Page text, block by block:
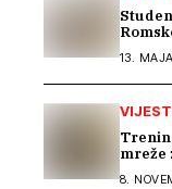
13.
mreže
8.